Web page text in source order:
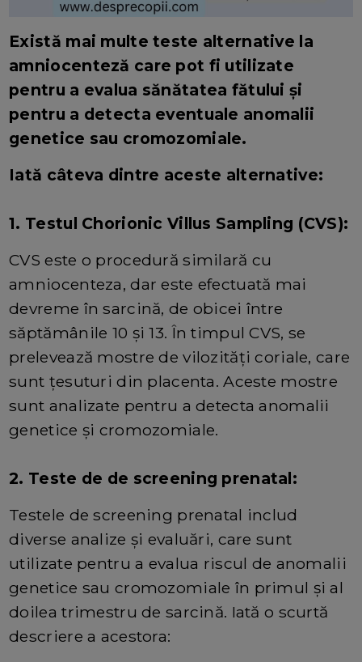
Există mai multe teste alternative la
amniocenteză care pot fi utilizate
pentru a evalua sănătatea fătului și
pentru a detecta eventuale anomalii
genetice sau cromozomiale.
Iată câteva dintre aceste alternative:
1. Testul Chorionic Villus Sampling (CVS):
CVS este o procedură similară cu
amniocenteza, dar este efectuată mai
devreme în sarcină, de obicei între
săptămânile 10 și 13. În timpul CVS, se
prelevează mostre de vilozități coriale, care
sunt țesuturi din placenta. Aceste mostre
sunt analizate pentru a detecta anomalii
genetice și cromozomiale.
2. Teste de de screening prenatal:
Testele de screening prenatal includ
diverse analize și evaluări, care sunt
utilizate pentru a evalua riscul de anomalii
genetice sau cromozomiale în primul și al
doilea trimestru de sarcină. Iată o scurtă
descriere a acestora: